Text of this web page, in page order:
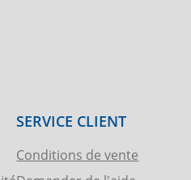
SERVICE CLIENT
Conditions de vente